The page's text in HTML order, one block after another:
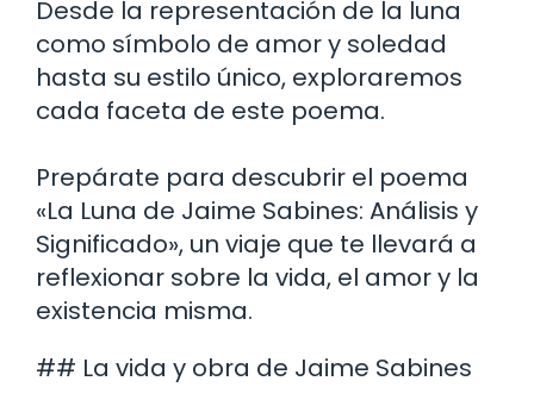
Desde la representación de la luna
como símbolo de amor y soledad
hasta su estilo único, exploraremos
cada faceta de este poema.
Prepárate para descubrir el poema
«La Luna de Jaime Sabines: Análisis y
Significado», un viaje que te llevará a
reflexionar sobre la vida, el amor y la
existencia misma.
## La vida y obra de Jaime Sabines